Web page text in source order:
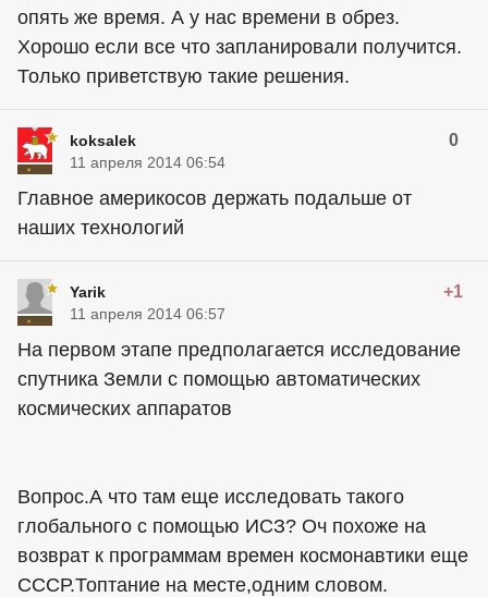
опять же время. А у нас времени в обрез.
Хорошо если все что запланировали получится.
Только приветствую такие решения.
koksalek 0
11 апреля 2014 06:54
Главное америкосов держать подальше от
наших технологий
Yarik +1
11 апреля 2014 06:57
На первом этапе предполагается исследование
спутника Земли с помощью автоматических
космических аппаратов
Вопрос.А что там еще исследовать такого
глобального с помощью ИСЗ? Оч похоже на
возврат к программам времен космонавтики еще
СССР.Топтание на месте,одним словом.